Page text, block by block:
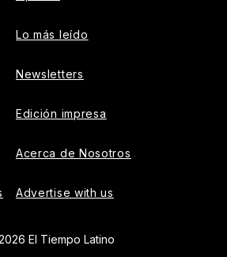
Lo más leído
Newsletters
Edición impresa
Acerca de Nosotros
Advertise with us
El Tiempo Latino